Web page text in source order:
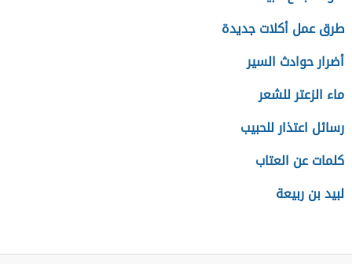
طرق عمل أكلات جديدة
أضرار حوادث السير
ماء الزعتر للشعر
رسائل اعتذار للحبيب
كلمات عن العتاب
لبيد بن ربيعة